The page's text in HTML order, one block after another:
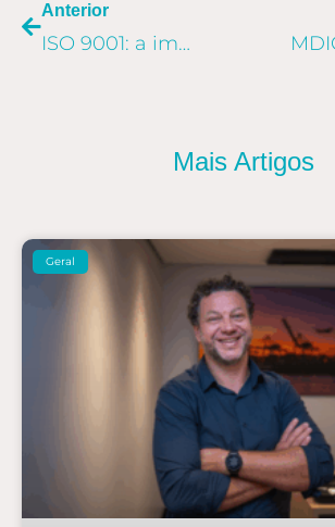
Anterior
ISO 9001: a importância de um sistema de gestão da qualidade para o cliente
Mais Artigos
Geral